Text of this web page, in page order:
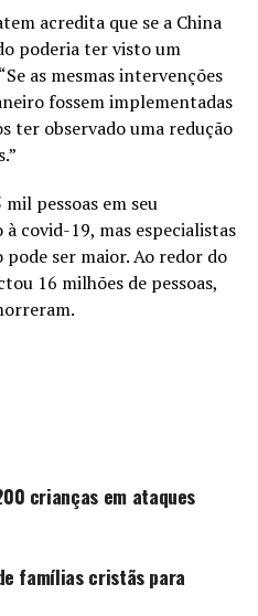
acredita que se a China
poderia ter visto um
as mesmas intervenções
fossem implementadas
ter observado uma redução
pessoas em seu
covid-19, mas especialistas
ser maior. Ao redor do
16 milhões de pessoas,
crianças em ataques
famílias cristãs para